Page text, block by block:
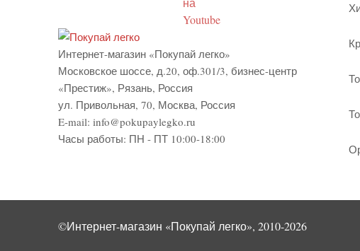
Интернет-магазин «Покупай легко»
Московское шоссе, д.20, оф.301/3, бизнес-центр
«Престиж», Рязань, Россия
ул. Привольная, 70, Москва, Россия
E-mail: info@pokupaylegko.ru
Часы работы: ПН - ПТ 10:00-18:00
©Интернет-магазин «Покупай легко», 2010-2026